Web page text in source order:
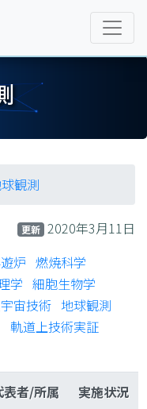
観測
更新 2020年3月11日
炉 燃焼科学
学 細胞生物学
宙技術 地球観測
軌道上技術実証
表者/所属
実施状況